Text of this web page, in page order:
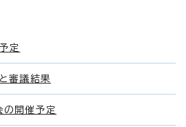
定
審議結果
の開催予定